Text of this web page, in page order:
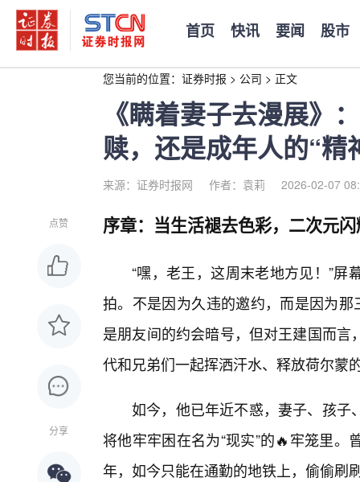
首页 快讯 要闻 股市
您当前的位置： 证券时报 > 公司 > 正文
《瞒着妻子去漫展》
赎，还是成年人的“精
来源：证券时报网 作者：袁莉 2026-02-07
点赞
分享
序章：当生活褪去色彩，二次元
“嘿，老王，这周末老地方见！”
拍。不是因为久违的邀约，而是因为
是朋友间的约会暗号，但对王建国而
代和兄弟们一起挥洒汗水、释放荷尔蒙
如今，他已年近不惑，妻子、孩子
将他牢牢困在名为“现实”的🔥牢笼里
年，如今只能在通勤的地铁上，偷偷刷